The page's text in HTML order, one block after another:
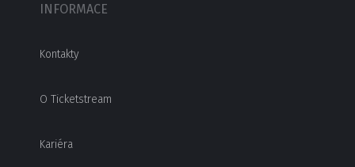
INFORMACE
Kontakty
O Ticketstream
Kariéra